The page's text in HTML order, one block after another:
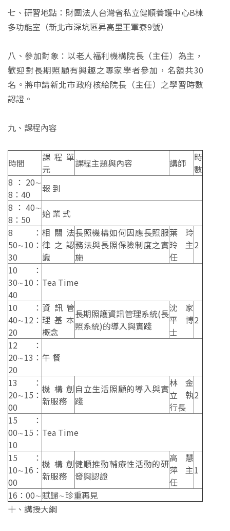
七、研習地點：財團法人台灣省私立健順養護中心B棟
多功能室（新北市深坑區昇高里王軍寮9號）
八、參加對象：以老人福利機構院長（主任）為主，
歡迎對長期照顧有興趣之專家學者參加，名額共30
名。將申請新北市政府核給院長（主任）之學習時數
認證。
九、課程內容
時間
課程單
元
課程主題與內容 講師
時
數
8：20∼
8：40
報 到
8：40∼
8：50
始 業 式
8：
50∼10：
30
相關法
律之認
識
長照機構如何因應長照服
務法與長照保險制度之實
施
葉玲
玲主
任
2
10：
30∼10：
40
Tea Time
10：
40∼12：
20
資訊管
理基本
概念
長期照護資訊管理系統(長
照系統)的導入與實踐
沈家
平博
士
2
12：
20∼13：
20
午 餐
13：
20∼15：
00
機構創
新服務
自立生活照顧的導入與實
踐
林金
立執
行長
2
15：
00∼15：
10
Tea Time
15：
10∼16：
00
機構創
新服務
健順推動輔療性活動的研
發與認證
高慧
萍主
任
1
16：00∼賦歸∼珍重再見
十、講授大綱